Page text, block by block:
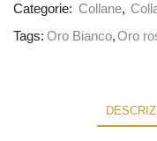
Categorie: Collane,
Tags: Oro Bianco,Oro